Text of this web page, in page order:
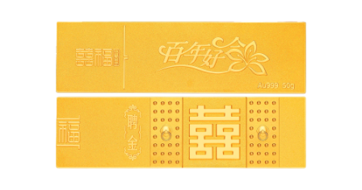
最新資訊